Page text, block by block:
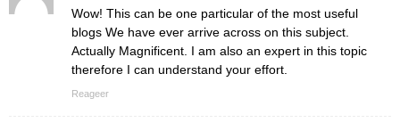
Wow! This can be one particular of the most useful
blogs We have ever arrive across on this subject.
Actually Magnificent. I am also an expert in this topic
therefore I can understand your effort.
Reageer